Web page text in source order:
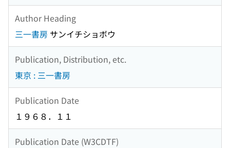
Author Heading
三一書房 サンイチショボウ
Publication, Distribution, etc.
東京 : 三一書房
Publication Date
１９６８．１１
Publication Date (W3CDTF)